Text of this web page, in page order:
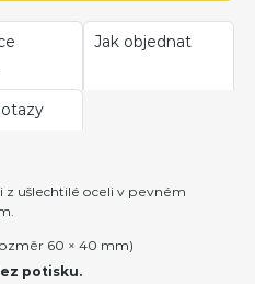
Jak objednat
z ušlechtilé oceli v pevném
60 × 40 mm)
potisku.